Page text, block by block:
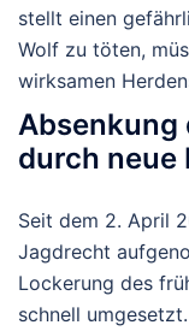
stellt einen
Wolf zu töten,
wirksamen
Absenkung
durch neue
Seit dem 2. April
Jagdrecht
Lockerung des
schnell